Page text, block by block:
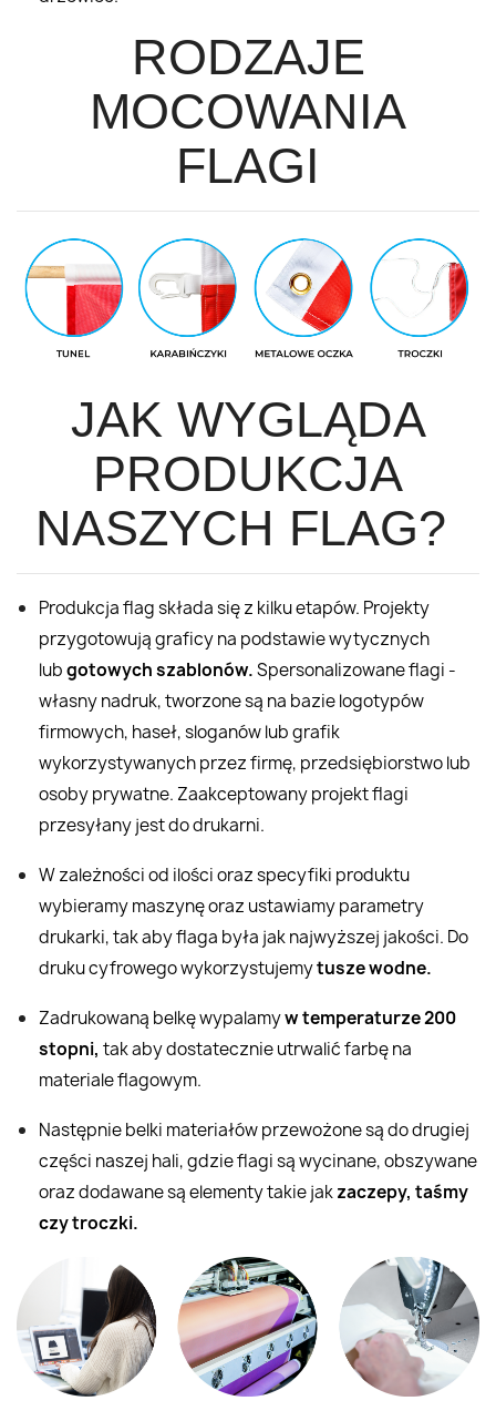
RODZAJE
MOCOWANIA
FLAGI
JAK WYGLĄDA
PRODUKCJA
NASZYCH FLAG?
Produkcja flag składa się z kilku etapów. Projekty
przygotowują graficy na podstawie wytycznych
lubgotowych szablonów.Spersonalizowane flagi -
własny nadruk, tworzone są na bazie logotypów
firmowych, haseł, sloganów lub grafik
wykorzystywanych przez firmę, przedsiębiorstwo lub
osoby prywatne. Zaakceptowany projekt flagi
przesyłany jest do drukarni.
W zależności od ilości oraz specyfiki produktu
wybieramy maszynę oraz ustawiamy parametry
drukarki, tak aby flaga była jak najwyższej jakości. Do
druku cyfrowego wykorzystujemytusze wodne.
Zadrukowaną belkę wypalamyw temperaturze 200
stopni, tak aby dostatecznie utrwalić farbę na
materiale flagowym.
Następnie belki materiałów przewożone są do drugiej
części naszej hali, gdzie flagi są wycinane, obszywane
oraz dodawane są elementy takie jakzaczepy, taśmy
czy troczki.